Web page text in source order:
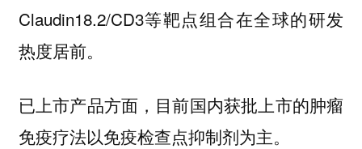
Claudin18.2/CD3等靶点组合在全球的研发
热度居前。
已上市产品方面，目前国内获批上市的肿瘤
免疫疗法以免疫检查点抑制剂为主。